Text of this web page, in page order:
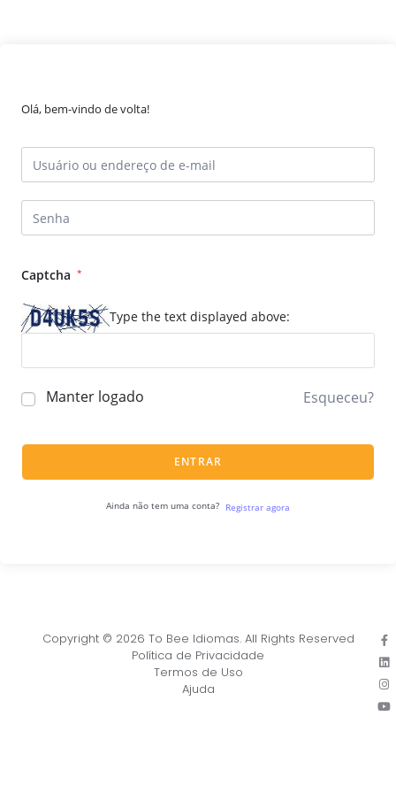
Olá, bem-vindo de volta!
Captcha *
Type the text displayed above:
Manter logado Esqueceu?
ENTRAR
Ainda não tem uma conta? Registrar agora
Copyright © 2026 To Bee Idiomas. All Rights Reserved
Política de Privacidade
Termos de Uso
Ajuda